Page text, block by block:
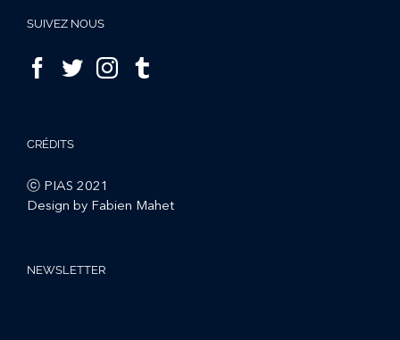
SUIVEZ NOUS
CRÉDITS
ⓒ PIAS 2021
Design by Fabien Mahet
NEWSLETTER